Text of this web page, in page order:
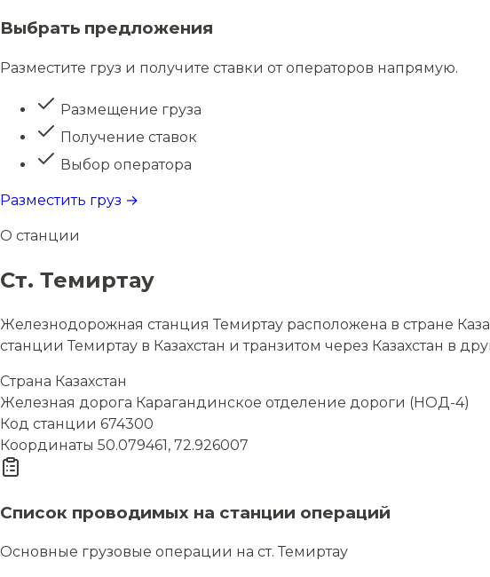
Выбрать предложения
Разместите груз и получите ставки от операторов напрямую.
Размещение груза
Получение ставок
Выбор оператора
Разместить груз →
О станции
Ст. Темиртау
Железнодорожная станция Темиртау расположена в стране
станции Темиртау в Казахстан и транзитом через Казахстан в
Страна Казахстан
Железная дорога Карагандинское отделение дороги (НОД-4)
Код станции 674300
Координаты 50.079461, 72.926007
Список проводимых на станции операций
Основные грузовые операции на ст. Темиртау